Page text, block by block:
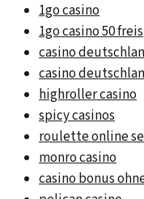
1go casino
1go casino 50
casino
casino
highroller casino
spicy casinos
roulette online
monro casino
casino bonus